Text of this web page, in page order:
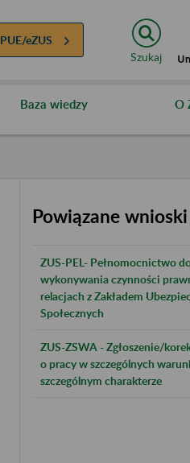
PUE/eZUS
Szukaj
Baza wiedzy O
Powiązane wnioski
ZUS-PEL- Pełnomocnictwo
wykonywania czynności
relacjach z Zakładem
Społecznych
ZUS-ZSWA - Zgłoszenie/
o pracy w szczególnych
szczególnym charakterze